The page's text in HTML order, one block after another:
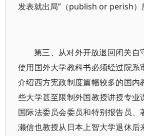
发表就出局”（publish or perish）
第三、从对外开放退回闭关自
使用国外大学教科书必须经过院系
介绍西方宪政制度篇幅较多的国内
些大学甚至限制外国教授讲授专业
国际法委员会委员和特别报告员、
濑信也教授从日本上智大学退休后